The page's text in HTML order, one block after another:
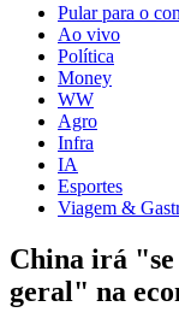
Pular para o
Ao vivo
Política
Money
WW
Agro
Infra
IA
Esportes
Viagem &
China irá
geral" na